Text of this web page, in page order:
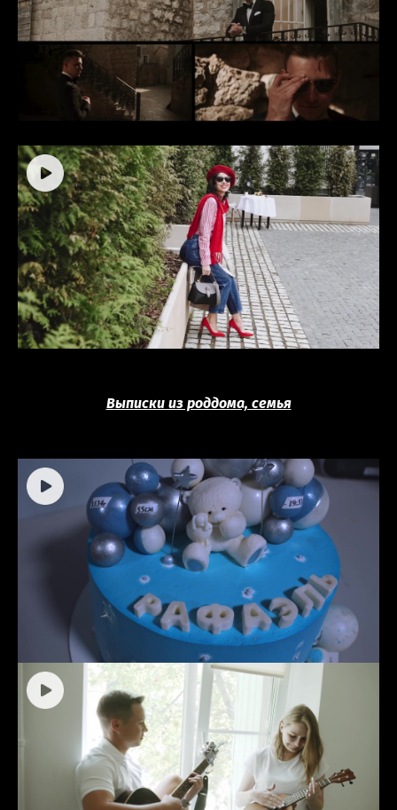
Выписки из роддома, семья